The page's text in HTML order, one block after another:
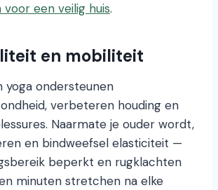
voor een veilig huis.
en mobiliteit
yoga ondersteunen
verbeteren houding en
Naarmate je ouder wordt,
en bindweefsel elasticiteit —
beperkt en rugklachten
minuten stretchen na elke